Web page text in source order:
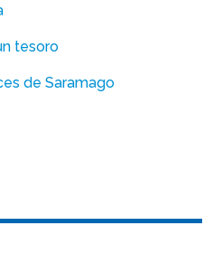
tesoro
de Saramago